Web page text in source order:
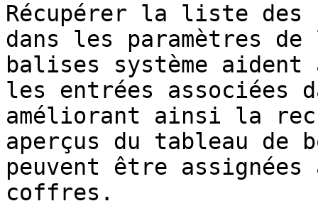
Récupérer la liste des
dans les paramètres
balises système
les entrées associées
améliorant ainsi la
aperçus du tableau de
peuvent être
coffres.